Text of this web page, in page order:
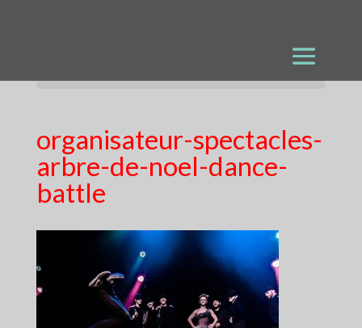
organisateur-spectacles-
arbre-de-noel-dance-
battle